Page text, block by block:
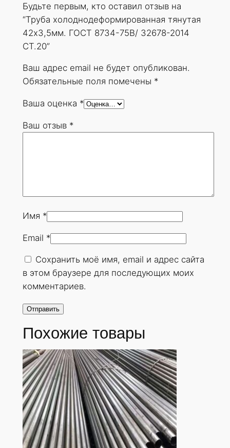
е
ф
о
р
м
и
о
в
а
т
я
у
2
5
м
м
.
Г
О
С
Будьте первым, кто оставил отзыв на
“Труба холоднодеформированная тянутая
42х3,5мм. ГОСТ 8734-75В/ 32678-2014
СТ.20”
Ваш адрес email не будет опубликован.
Обязательные поля помечены *
Ваша оценка *
Ваш отзыв *
Имя *
Email *
Сохранить моё имя, email и адрес сайта
в этом браузере для последующих моих
комментариев.
Похожие товары